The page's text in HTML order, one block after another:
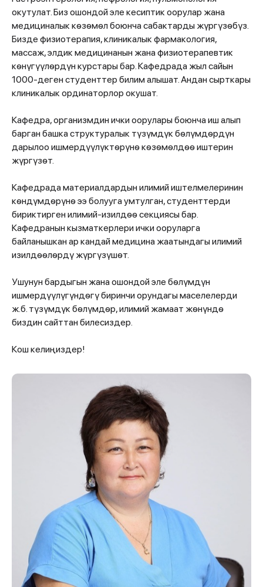
окутулат. Биз ошондой эле кесиптик оорулар жана
медициналык кѳзѳмѳл боюнча сабактарды жүргүзѳбүз.
Бизде физиотерапия, клиникалык фармакология,
массаж, элдик медицинанын жана физиотерапевтик
кѳнүгүүлѳрдүн курстары бар. Кафедрада жыл сайын
1000-деген студенттер билим алышат. Андан сырткары
клиникалык ординаторлор окушат.
Кафедра, организмдин ички оорулары боюнча иш алып
барган башка структуралык түзүмдүк бѳлүмдѳрдүн
дарылоо ишмердүүлүктѳрүнѳ кѳзѳмѳлдѳѳ иштерин
жүргүзѳт.
Кафедрада материалдардын илимий иштелмелеринин
кѳндүмдѳрүнѳ ээ болууга умтулган, студенттерди
бириктирген илимий-изилдѳѳ секциясы бар.
Кафедранын кызматкерлери ички ооруларга
байланышкан ар кандай медицина жаатындагы илимий
изилдѳѳлѳрдү жүргүзүшѳт.
Ушунун бардыгын жана ошондой эле бѳлүмдүн
ишмердүүлүгүндѳгү биринчи орундагы маселелерди
ж.б. түзүмдүк бѳлүмдѳр, илимий жамаат жѳнүндѳ
биздин сайттан билесиздер.
Кош келиңиздер!